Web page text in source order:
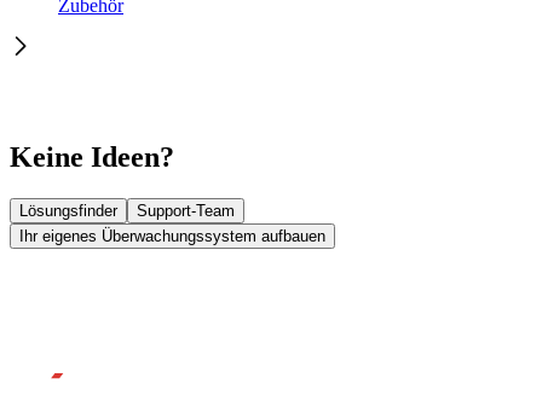
Zubehör
Keine Ideen?
Lösungsfinder
Support-Team
Ihr eigenes Überwachungssystem aufbauen